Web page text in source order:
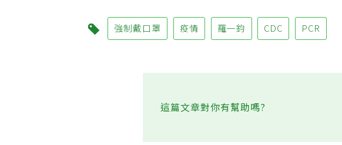
強制戴口罩 疫情 羅一鈞 CDC PCR
這篇文章對你有幫助嗎?